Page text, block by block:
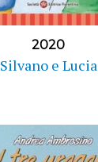
2020
Silvano e Lucia